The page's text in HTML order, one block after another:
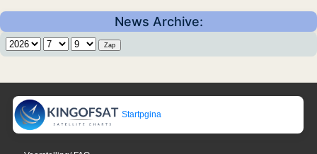
News Archive:
Startpgina